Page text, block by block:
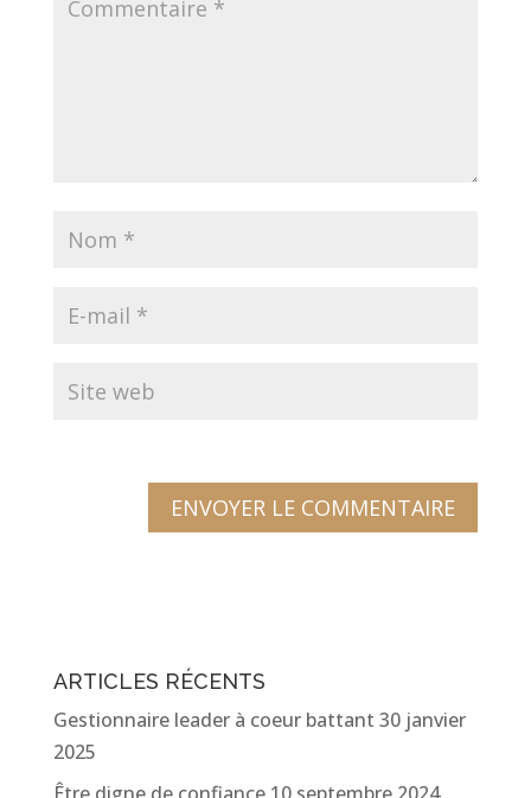
ARTICLES RÉCENTS
Gestionnaire leader à coeur battant 30 janvier
2025